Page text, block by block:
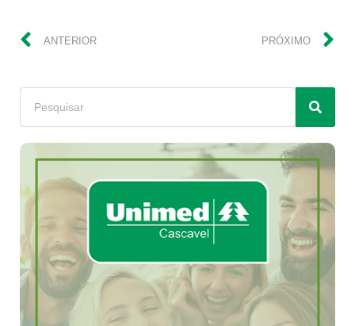
ANTERIOR PRÓXIMO